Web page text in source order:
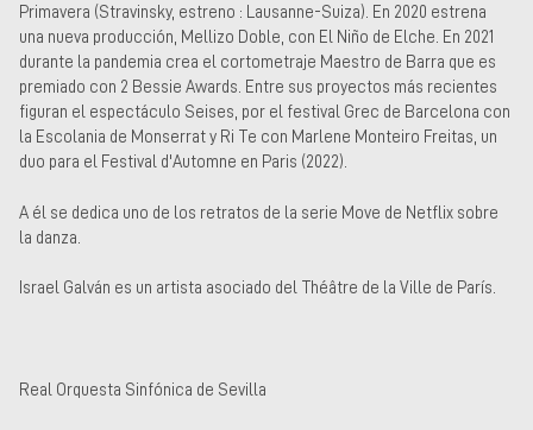
Primavera (Stravinsky, estreno : Lausanne-Suiza). En 2020 estrena
una nueva producción, Mellizo Doble, con El Niño de Elche. En 2021
durante la pandemia crea el cortometraje Maestro de Barra que es
premiado con 2 Bessie Awards. Entre sus proyectos más recientes
figuran el espectáculo Seises, por el festival Grec de Barcelona con
la Escolania de Monserrat y Ri Te con Marlene Monteiro Freitas, un
duo para el Festival d'Automne en Paris (2022).
A él se dedica uno de los retratos de la serie Move de Netflix sobre
la danza.
Israel Galván es un artista asociado del Théâtre de la Ville de París.
Real Orquesta Sinfónica de Sevilla